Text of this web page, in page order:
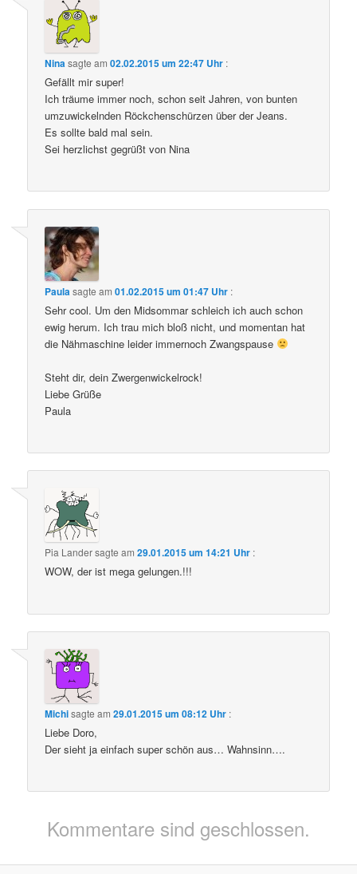
Ninasagte am02.02.2015 um 22:47 Uhr :
Gefällt mir super!
Ich träume immer noch, schon seit Jahren, von bunten
umzuwickelnden Röckchenschürzen über der Jeans.
Es sollte bald mal sein.
Sei herzlichst gegrüßt von Nina
Paulasagte am01.02.2015 um 01:47 Uhr :
Sehr cool. Um den Midsommar schleich ich auch schon
ewig herum. Ich trau mich bloß nicht, und momentan hat
die Nähmaschine leider immernoch Zwangspause
Steht dir, dein Zwergenwickelrock!
Liebe Grüße
Paula
Pia Landersagte am29.01.2015 um 14:21 Uhr :
WOW, der ist mega gelungen.!!!
Michisagte am29.01.2015 um 08:12 Uhr :
Liebe Doro,
Der sieht ja einfach super schön aus… Wahnsinn….
Kommentare sind geschlossen.